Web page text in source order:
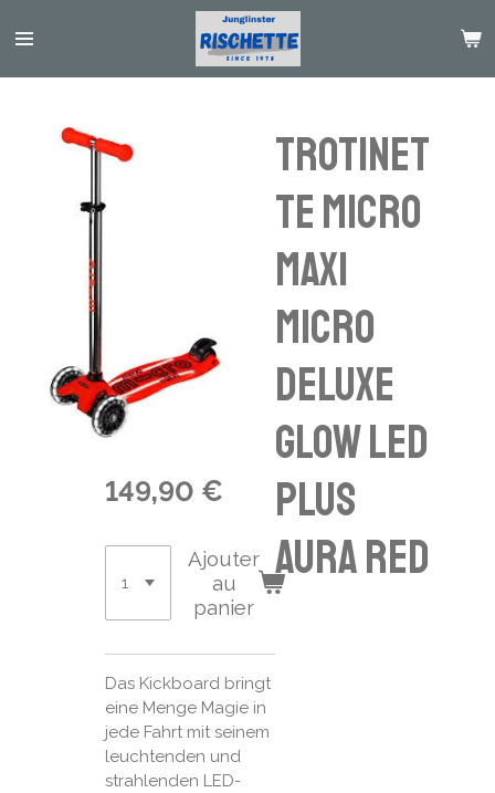
au
Trotinet
te Micro
maxi
micro
deluxe
glow LED
plus
aura red
149,90 €
Ajouter
au
panier
Das Kickboard bringt
eine Menge Magie in
jede Fahrt mit seinem
leuchtenden und
strahlenden LED-